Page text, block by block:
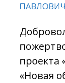
проекта
«Новая